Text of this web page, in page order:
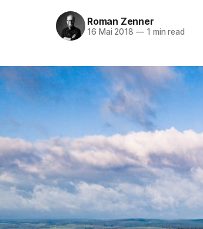
Roman Zenner
16 Mai 2018 —1 min read